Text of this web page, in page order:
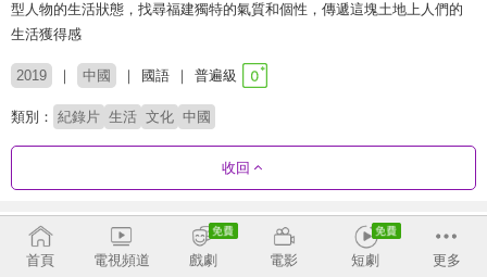
型人物的生活狀態，找尋福建獨特的氣質和個性，傳遞這塊土地上人們的
生活獲得感
2019 中國 國語 普遍級
類別： 紀錄片 生活 文化 中國
收回
劇集列表
正序
首頁
電視頻道 戲劇 電影 短劇 更多